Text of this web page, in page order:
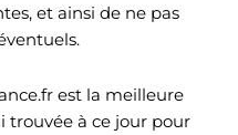
et ainsi de ne pas
est la meilleure
trouvée à ce jour pour